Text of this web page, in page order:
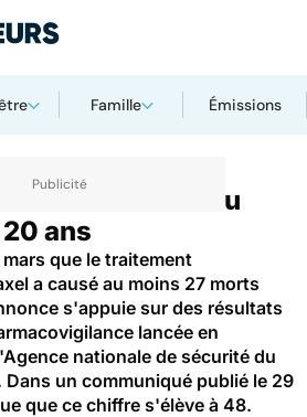
Famille Émissions
: 48 décès liés au
ans
que le traitement
a causé au moins 27 morts
s'appuie sur des résultats
lancée en
nationale de sécurité du
Dans un communiqué publié le 29
que ce chiffre s'élève à 48.